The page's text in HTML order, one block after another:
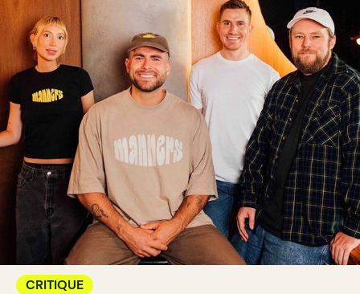
CRITIQUE